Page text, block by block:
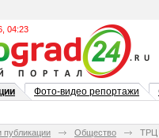
04:23
Фото-видео репортажи
публикации Общество ТРЦ